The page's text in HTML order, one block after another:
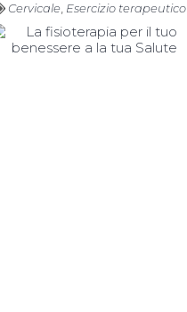
Cervicale Esercizio terapeutico